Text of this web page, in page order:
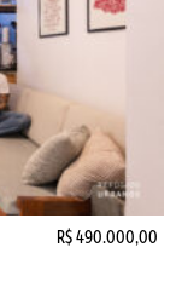
R$ 490.000,00